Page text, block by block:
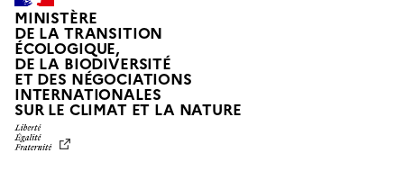
MINISTÈRE
DE LA TRANSITION
ÉCOLOGIQUE,
DE LA BIODIVERSITÉ
ET DES NÉGOCIATIONS
INTERNATIONALES
SUR LE CLIMAT ET LA NATUREL